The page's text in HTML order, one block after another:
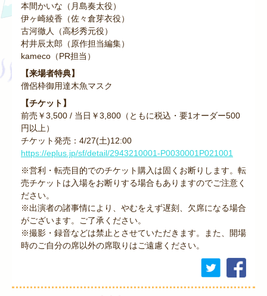
本間かいな（月島奏太役）
伊ヶ崎綾香（佐々倉芽衣役）
古河徹人（高杉秀元役）
村井辰太郎（原作担当編集）
kameco（PR担当）
【来場者特典】
僧侶枠御用達木魚マスク
【チケット】
前売￥3,500 / 当日￥3,800（ともに税込・要1オーダー500
円以上）
チケット発売：4/27(土)12:00
https://eplus.jp/sf/detail/2943210001-P0030001P021001
※営利・転売目的でのチケット購入は固くお断りします。転
売チケットは入場をお断りする場合もありますのでご注意く
ださい。
※出演者の諸事情により、やむをえず遅刻、欠席になる場合
がございます。ご了承ください。
※撮影・録音などは禁止とさせていただきます。また、開場
時のご自分の席以外の席取りはご遠慮ください。